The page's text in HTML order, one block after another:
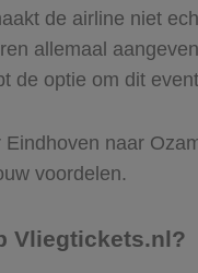
de airline niet
allemaal
de optie om dit
naar
voordelen.
Vliegtickets.nl?